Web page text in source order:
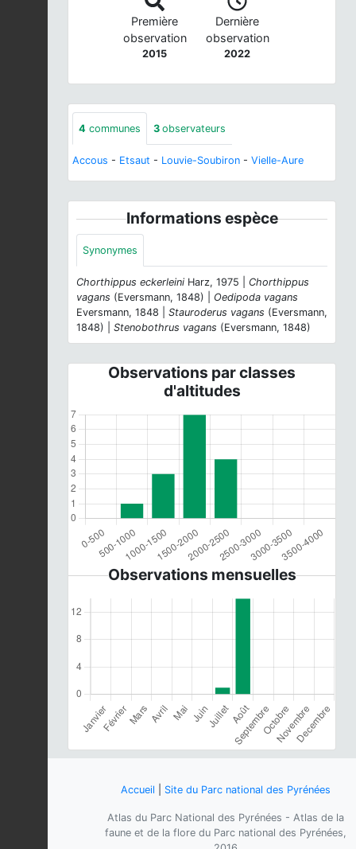
Première
observation
2015
Dernière
observation
2022
4 communes 3 observateurs
Accous - Etsaut - Louvie-Soubiron - Vielle-Aure
Informations espèce
Synonymes
Chorthippus eckerleini Harz, 1975 | Chorthippus
vagans (Eversmann, 1848) | Oedipoda vagans
Eversmann, 1848 | Stauroderus vagans (Eversmann,
1848) | Stenobothrus vagans (Eversmann, 1848)
Observations par classes
d'altitudes
Observations mensuelles
Accueil Site du Parc national des Pyrénées
Atlas du Parc National des Pyrénées - Atlas de la
faune et de la flore du Parc national des Pyrénées,